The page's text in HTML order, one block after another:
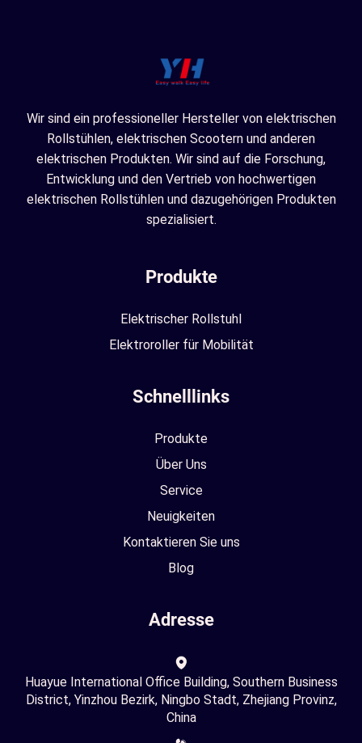
Wir sind ein professioneller Hersteller von elektrischen
Rollstühlen, elektrischen Scootern und anderen
elektrischen Produkten. Wir sind auf die Forschung,
Entwicklung und den Vertrieb von hochwertigen
elektrischen Rollstühlen und dazugehörigen Produkten
spezialisiert.
Produkte
Elektrischer Rollstuhl
Elektroroller für Mobilität
Schnelllinks
Produkte
Über Uns
Service
Neuigkeiten
Kontaktieren Sie uns
Blog
Adresse
Huayue International Office Building, Southern Business
District, Yinzhou Bezirk, Ningbo Stadt, Zhejiang Provinz,
China